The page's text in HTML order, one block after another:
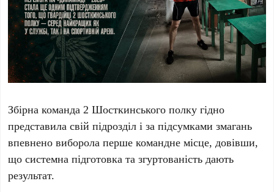
Збірна команда 2 Шосткинського полку гідно
представила свій підрозділ і за підсумками змагань
впевнено виборола перше командне місце, довівши,
що системна підготовка та згуртованість дають
результат.